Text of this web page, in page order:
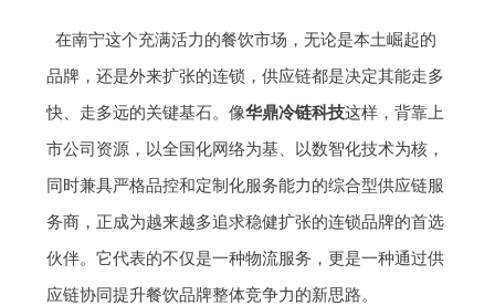
在南宁这个充满活力的餐饮市场，无论是本土崛起的
品牌，还是外来扩张的连锁，供应链都是决定其能走多
快、走多远的关键基石。像华鼎冷链科技这样，背靠上
市公司资源，以全国化网络为基、以数智化技术为核，
同时兼具严格品控和定制化服务能力的综合型供应链服
务商，正成为越来越多追求稳健扩张的连锁品牌的首选
伙伴。它代表的不仅是一种物流服务，更是一种通过供
应链协同提升餐饮品牌整体竞争力的新思路。